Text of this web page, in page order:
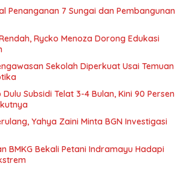
Penanganan 7 Sungai dan Pembangunan
Rycko Menoza Dorong Edukasi
Sekolah Diperkuat Usai Temuan
Subsidi Telat 3-4 Bulan, Kini 90 Persen
Yahya Zaini Minta BGN Investigasi
BMKG Bekali Petani Indramayu Hadapi